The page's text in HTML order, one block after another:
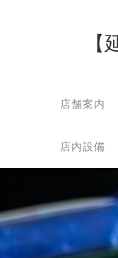
店舗案内
店内設備